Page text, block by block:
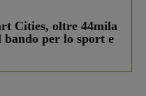
Cities, oltre 44mila
per lo sport e